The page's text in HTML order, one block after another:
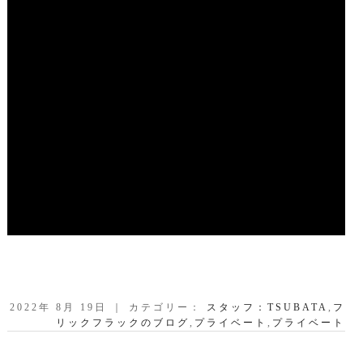
2022年 8月 19日 ｜ カテゴリー： スタッフ：TSUBATA, フ
リックフラックのブログ, プライベート, プライベート